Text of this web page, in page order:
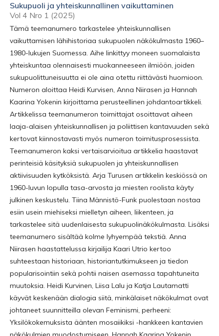
Sukupuoli ja yhteiskunnallinen vaikuttaminen
Vol 4 Nro 1 (2025)
Tämä teemanumero tarkastelee yhteiskunnallisen
vaikuttamisen lähihistoriaa sukupuolen näkökulmasta 1960–
1980-lukujen Suomessa. Aihe linkittyy moneen suomalaista
yhteiskuntaa olennaisesti muokanneeseen ilmiöön, joiden
sukupuolittuneisuutta ei ole aina otettu riittävästi huomioon.
Numeron aloittaa Heidi Kurvisen, Anna Niirasen ja Hannah
Kaarina Yokenin kirjoittama perusteellinen johdantoartikkeli.
Artikkelissa teemanumeron toimittajat osoittavat aiheen
laaja-alaisen yhteiskunnallisen ja poliittisen kantavuuden sekä
kertovat kiinnostavasti myös numeron toimitusprosessista.
Teemanumeron kaksi vertaisarvioitua artikkelia haastavat
perinteisiä käsityksiä sukupuolen ja yhteiskunnallisen
aktiivisuuden kytköksistä. Arja Turusen artikkelin keskiössä on
1960-luvun lopulla tasa-arvosta ja miesten roolista käyty
julkinen keskustelu. Tiina Männistö-Funk puolestaan nostaa
esiin usein miehiseksi mielletyn aiheen, liikenteen, ja
tarkastelee sitä uudenlaisesta sukupuolinäkökulmasta. Lisäksi
teemanumero sisältää kolme lyhyempää tekstiä. Anna
Niirasen haastattelussa kirjailija Kaari Utrio kertoo
suhteestaan historiaan, historiantutkimukseen ja tiedon
popularisointiin sekä pohtii naisen asemassa tapahtuneita
muutoksia. Heidi Kurvinen, Liisa Lalu ja Katja Lautamatti
käyvät keskenään dialogia siitä, minkälaiset näkökulmat ovat
johtaneet suunnitteilla olevan Feminismi, perheeni:
Yksilökokemuksista äänten mosaiikiksi -hankkeen kantavien